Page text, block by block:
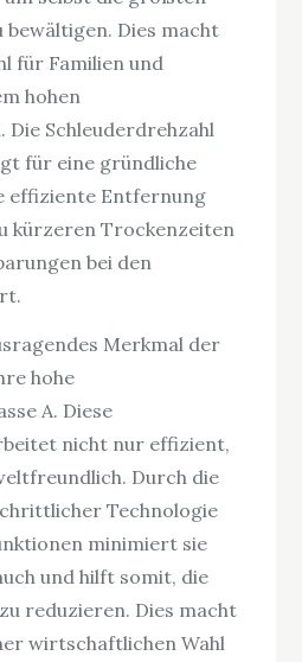
bewältigen. Dies macht
für Familien und
hohen
Die Schleuderdrehzahl
für eine gründliche
effiziente Entfernung
kürzeren Trockenzeiten
bei den
Merkmal der
hohe
A. Diese
nicht nur effizient,
Durch die
Technologie
minimiert sie
und hilft somit, die
reduzieren. Dies macht
wirtschaftlichen Wahl